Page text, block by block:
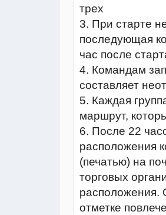
трех
3. При старте
последующая
час после
4. Командам
составляет
5. Каждая
маршрут,
6. После 22
расположения
(печатью) на
торговых
расположения.
отметке